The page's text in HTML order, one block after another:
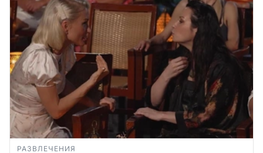
РАЗВЛЕЧЕНИЯ